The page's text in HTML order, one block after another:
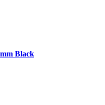
Black